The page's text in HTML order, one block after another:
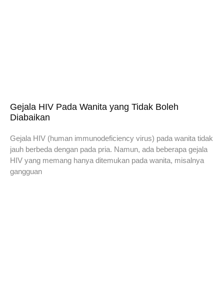
Gejala HIV Pada Wanita yang Tidak Boleh
Diabaikan
Gejala HIV (human immunodeficiency virus) pada wanita tidak
jauh berbeda dengan pada pria. Namun, ada beberapa gejala
HIV yang memang hanya ditemukan pada wanita, misalnya
gangguan